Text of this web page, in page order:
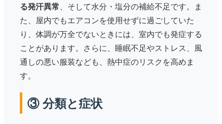
る発汗異常、そして水分・塩分の補給不足です。ま
た、屋内でもエアコンを使用せずに過ごしていた
り、体調が万全でないときには、室内でも発症する
ことがあります。さらに、睡眠不足やストレス、風
通しの悪い服装なども、熱中症のリスクを高めま
す。
③ 分類と症状